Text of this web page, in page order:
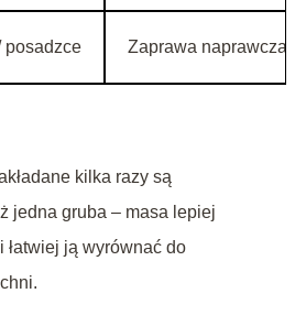
posadzce Zaprawa naprawcza
kilka razy są
jedna gruba – masa lepiej
łatwiej ją wyrównać do